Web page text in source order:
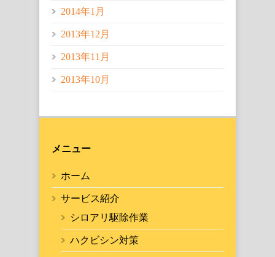
2014年1月
2013年12月
2013年11月
2013年10月
メニュー
ホーム
サービス紹介
シロアリ駆除作業
ハクビシン対策